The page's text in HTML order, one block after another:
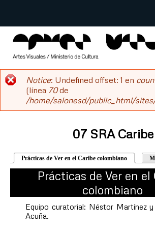
Main
menu
al
contenido
principal
salonesdeartistas
Mensaje
de
Notice: Undefined offset: 1 en
(línea 70de
/home/salonesd/public_html/
07 SRA Caribe
Prácticas de Ver en el Caribe colombiano (solapa
Prácticas de Ver en el
colombiano
Equipo curatorial: Néstor Martínez y
Acuña.